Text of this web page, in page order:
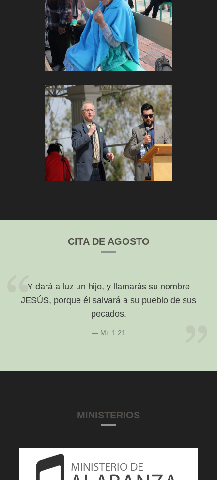
CITA DE AGOSTO
Y dará a luz un hijo, y llamarás su nombre
JESÚS, porque él salvará a su pueblo de sus
pecados.
Mt. 1:21
MINISTERIOS